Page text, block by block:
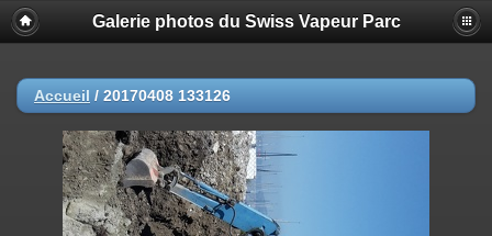
Galerie photos du Swiss Vapeur Parc
Accueil / 20170408 133126